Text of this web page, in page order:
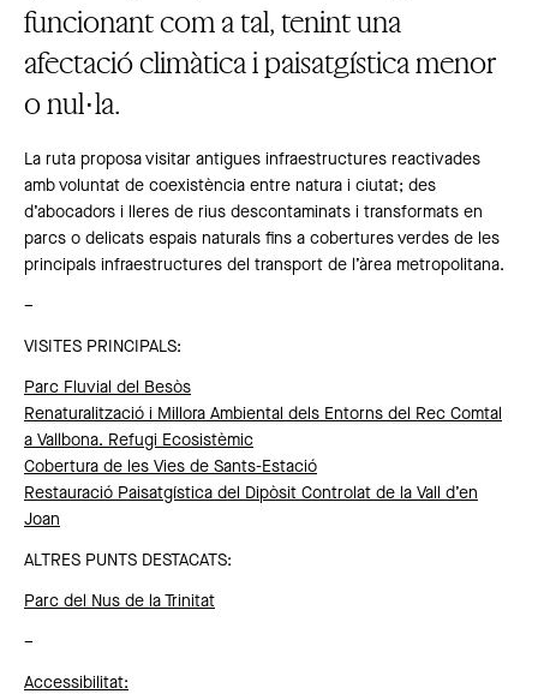
funcionant com a tal, tenint una
afectació climàtica i paisatgística menor
o nul·la.
La ruta proposa visitar antigues infraestructures reactivades
amb voluntat de coexistència entre natura i ciutat; des
d’abocadors i lleres de rius descontaminats i transformats en
parcs o delicats espais naturals fins a cobertures verdes de les
principals infraestructures del transport de l’àrea metropolitana.
–
VISITES PRINCIPALS:
Parc Fluvial del Besòs
Renaturalització i Millora Ambiental dels Entorns del Rec Comtal
a Vallbona. Refugi Ecosistèmic
Cobertura de les Vies de Sants-Estació
Restauració Paisatgística del Dipòsit Controlat de la Vall d’en
Joan
ALTRES PUNTS DESTACATS:
Parc del Nus de la Trinitat
–
Accessibilitat: